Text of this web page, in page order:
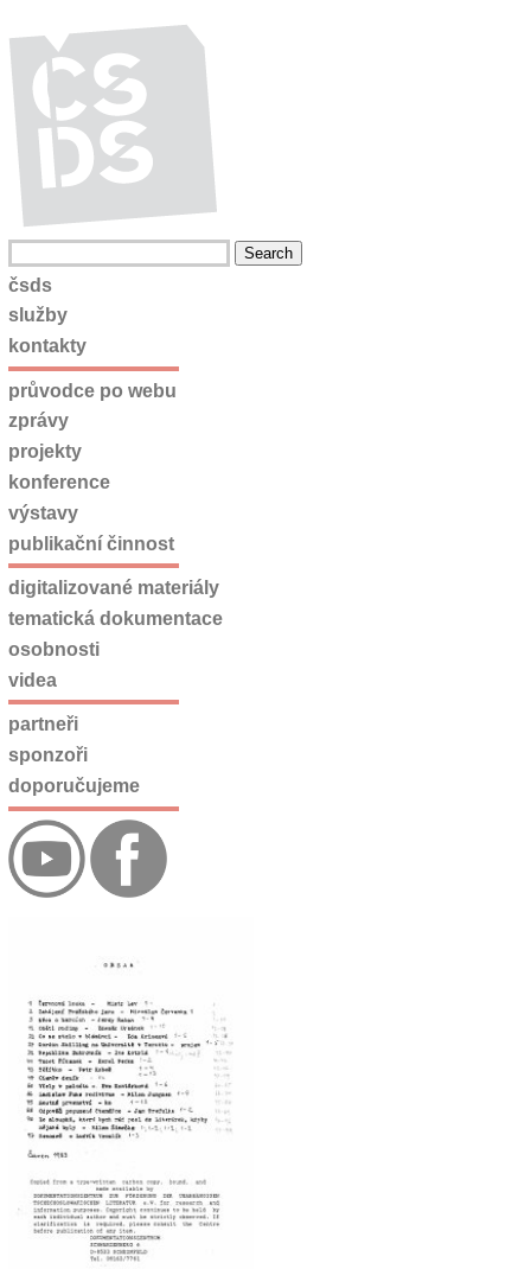
čsds
služby
kontakty
průvodce po webu
zprávy
projekty
konference
výstavy
publikační činnost
digitalizované materiály
tematická dokumentace
osobnosti
videa
partneři
sponzoři
doporučujeme